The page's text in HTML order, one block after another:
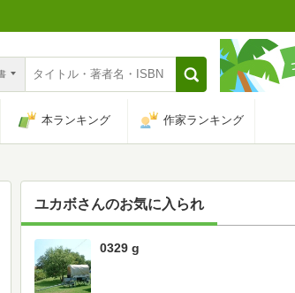
本ランキング 作家ランキング
ユカボさんのお気に入られ
8 0329 g